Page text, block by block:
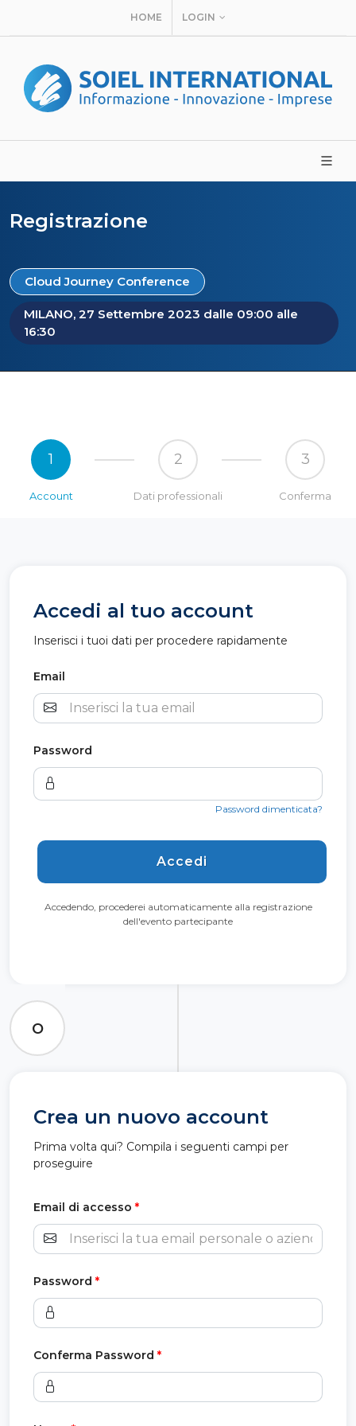
HOME LOGIN
Registrazione
Cloud Journey Conference
MILANO, 27 Settembre 2023 dalle 09:00 alle
16:30
1
Account
2
Dati professionali
3
Conferma
Accedi al tuo account
Inserisci i tuoi dati per procedere rapidamente
Email
Password
Password dimenticata?
Accedi
Accedendo, procederei automaticamente alla registrazione
dell'evento partecipante
O
Crea un nuovo account
Prima volta qui? Compila i seguenti campi per
proseguire
Email di accesso *
Password *
Conferma Password *